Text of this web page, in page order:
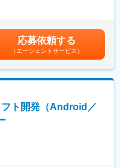
environment/mie-life.html
等
習得可能
創出へ関与できる
けるやりがい
金額であり、選考を通じて上
)は固定手当を含めた表記で
応募依頼する
（エージェントサービス）
フト開発（Android／